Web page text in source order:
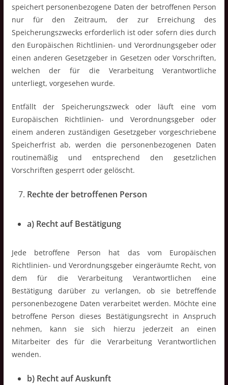
speichert personenbezogene Daten der betroffenen Person
nur für den Zeitraum, der zur Erreichung des
Speicherungszwecks erforderlich ist oder sofern dies durch
den Europäischen Richtlinien- und Verordnungsgeber oder
einen anderen Gesetzgeber in Gesetzen oder Vorschriften,
welchen der für die Verarbeitung Verantwortliche
unterliegt, vorgesehen wurde.
Entfällt der Speicherungszweck oder läuft eine vom
Europäischen Richtlinien- und Verordnungsgeber oder
einem anderen zuständigen Gesetzgeber vorgeschriebene
Speicherfrist ab, werden die personenbezogenen Daten
routinemäßig und entsprechend den gesetzlichen
Vorschriften gesperrt oder gelöscht.
Rechte der betroffenen Person
a) Recht auf Bestätigung
Jede betroffene Person hat das vom Europäischen
Richtlinien- und Verordnungsgeber eingeräumte Recht, von
dem für die Verarbeitung Verantwortlichen eine
Bestätigung darüber zu verlangen, ob sie betreffende
personenbezogene Daten verarbeitet werden. Möchte eine
betroffene Person dieses Bestätigungsrecht in Anspruch
nehmen, kann sie sich hierzu jederzeit an einen
Mitarbeiter des für die Verarbeitung Verantwortlichen
wenden.
b) Recht auf Auskunft